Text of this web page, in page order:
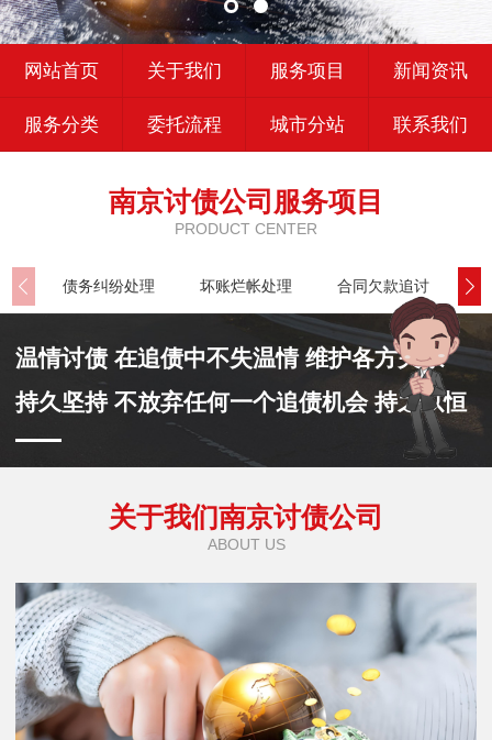
网站首页 关于我们 服务项目 新闻资讯
服务分类 委托流程 城市分站 联系我们
南京讨债公司服务项目
PRODUCT CENTER
债务纠纷处理 坏账烂帐处理 合同欠款追讨
温情讨债 在追债中不失温情 维护各方关系
持久坚持 不放弃任何一个追债机会 持之以恒
关于我们南京讨债公司
ABOUT US